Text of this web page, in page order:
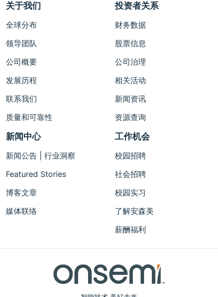
关于我们
全球分布
领导团队
公司概要
发展历程
联系我们
质量和可靠性
投资者关系
财务数据
股票信息
公司治理
相关活动
新闻资讯
资源查询
新闻中心
新闻公告 | 行业洞察
Featured Stories
博客文章
媒体联络
工作机会
校园招聘
社会招聘
校园实习
了解安森美
薪酬福利